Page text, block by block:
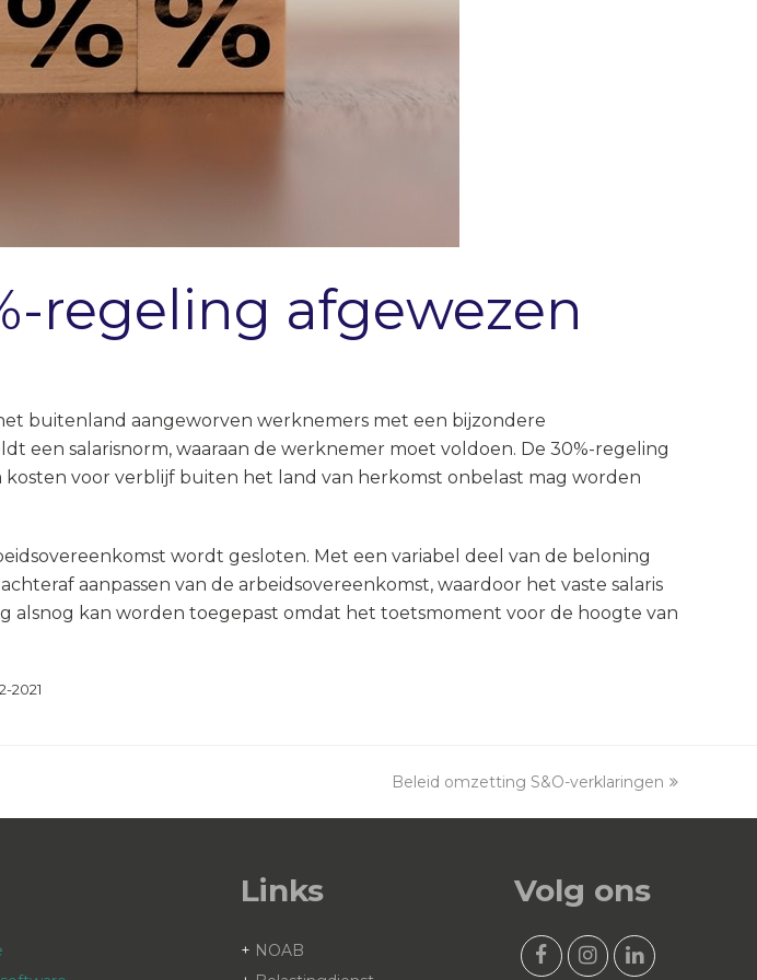
regeling afgewezen
buitenland aangeworven werknemers met een bijzondere
een salarisnorm, waaraan de werknemer moet voldoen. De 30%-regeling
voor verblijf buiten het land van herkomst onbelast mag worden
wordt gesloten. Met een variabel deel van de beloning
aanpassen van de arbeidsovereenkomst, waardoor het vaste salaris
alsnog kan worden toegepast omdat het toetsmoment voor de hoogte van
2021
next
Beleid omzetting S&O-verklaringen
Links
+ NOAB
Volg ons
F L